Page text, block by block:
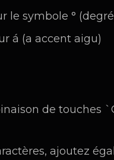
le symbole °
á (a accent aigu)
de touches
ajoutez